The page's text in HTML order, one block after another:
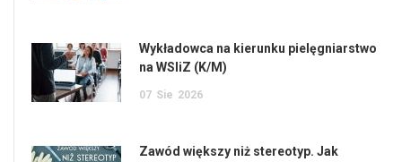
Wykładowca na kierunku pielęgniarstwo
na WSIiZ (K/M)
07 Sie 2026
Zawód większy niż stereotyp. Jak